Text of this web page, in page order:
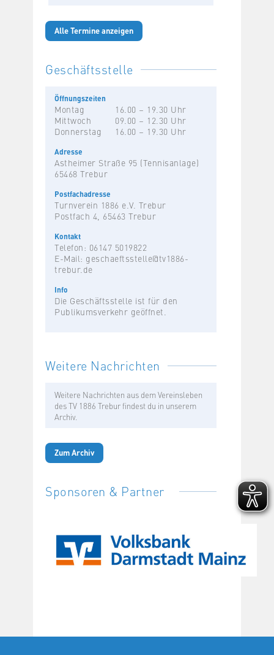
Alle Termine anzeigen
Geschäftsstelle
Öffnungszeiten
Montag
16.00 – 19.30 Uhr
Mittwoch
09.00 – 12.30 Uhr
Donnerstag
16.00 – 19.30 Uhr
Adresse
Astheimer Straße 95 (Tennisanlage)
65468 Trebur
Postfachadresse
Turnverein 1886 e.V. Trebur
Postfach 4, 65463 Trebur
Kontakt
Telefon: 06147 5019822
E-Mail: geschaeftsstelle@tv1886-
trebur.de
Info
Die Geschäftsstelle ist für den
Publikumsverkehr geöffnet.
Weitere Nachrichten
Weitere Nachrichten aus dem Vereinsleben
des TV 1886 Trebur findest du in unserem
Archiv.
Zum Archiv
Sponsoren & Partner